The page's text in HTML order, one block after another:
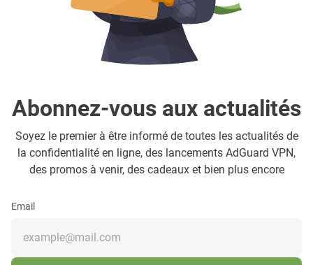
Abonnez-vous aux actualités
Soyez le premier à être informé de toutes les actualités de
la confidentialité en ligne, des lancements AdGuard VPN,
des promos à venir, des cadeaux et bien plus encore
Email